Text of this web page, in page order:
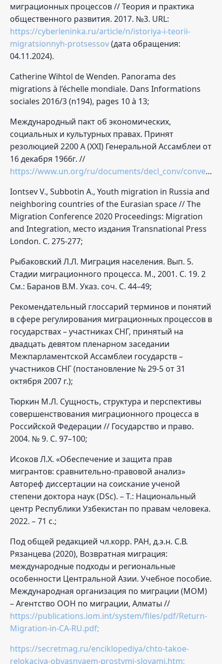
миграционных процессов // Теория и практика
общественного развития. 2017. №3. URL:
https://cyberleninka.ru/article/n/istoriya-i-teorii-
migratsionnyh-protsessov(дата обращения:
04.11.2024).
Catherine Wihtol de Wenden. Panorama des
migrations à l’échelle mondiale. Dans Informations
sociales 2016/3 (n194), pages 10 à 13;
Международный пакт об экономических,
социальных и культурных правах. Принят
резолюцией 2200 А (XXI) Генеральной Ассамблеи от
16 декабря 1966г. //
https://www.un.org/ru/documents/decl_conv/conventions/pactecon.shtml;
Iontsev V., Subbotin A., Youth migration in Russia and
neighboring countries of the Eurasian space // The
Migration Conference 2020 Proceedings: Migration
and Integration, место издания Transnational Press
London. С. 275-277;
Рыбаковский Л.Л. Миграция населения. Вып. 5.
Стадии миграционного процесса. М., 2001. С. 19. 2
См.: Баранов В.М. Указ. соч. С. 44–49;
Рекомендательный глоссарий терминов и понятий
в сфере регулирования миграционных процессов в
государствах – участниках СНГ, принятый на
двадцать девятом пленарном заседании
Межпарламентской Ассамблеи государств –
участников СНГ (постановление № 29-5 от 31
октября 2007 г.);
Тюркин М.Л. Сущность, структура и перспективы
совершенствования миграционного процесса в
Российской Федерации // Государство и право.
2004. № 9. С. 97–100;
Исоков Л.Х. «Обеспечение и защита прав
мигрантов: сравнительно-правовой анализ»
Автореф диссертации на соискание ученой
степени доктора наук (DSc). – Т.: Национальный
центр Республики Узбекистан по правам человека.
2022. – 71 с.;
Под общей редакцией чл.корр. РАН, д.э.н. С.В.
Рязанцева (2020), Возвратная миграция:
международные подходы и региональные
особенности Центральной Азии. Учебное пособие.
Международная организация по миграции (МОМ)
– Агентство ООН по миграции, Алматы //
https://publications.iom.int/system/files/pdf/Return-
Migration-in-CA-RU.pdf;
https://secretmag.ru/enciklopediya/chto-takoe-
relokaciya-obyasnyaem-prostymi-slovami.htm;